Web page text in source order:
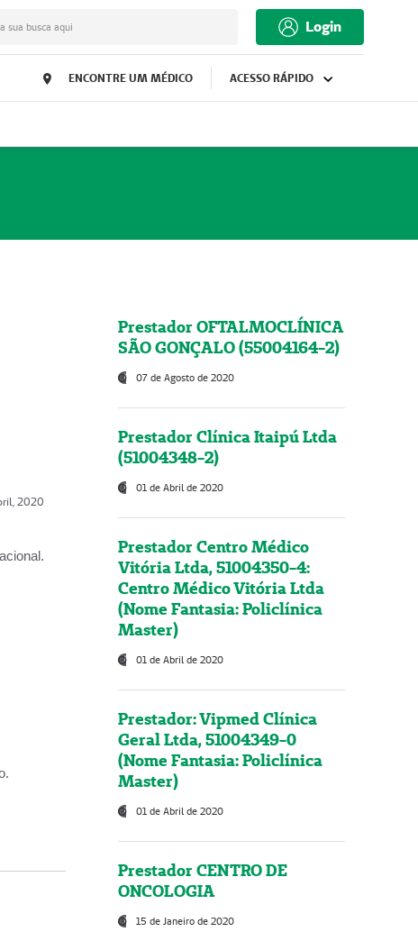
sua busca aqui Login
ENCONTRE UM MÉDICO ACESSO RÁPIDO
2020
Prestador OFTALMOCLÍNICA
SÃO GONÇALO (55004164-2)
07 de Agosto de 2020
Prestador Clínica Itaipú Ltda
(51004348-2)
01 de Abril de 2020
Prestador Centro Médico
Vitória Ltda, 51004350-4:
Centro Médico Vitória Ltda
(Nome Fantasia: Policlínica
Master)
01 de Abril de 2020
Prestador: Vipmed Clínica
Geral Ltda, 51004349-0
(Nome Fantasia: Policlínica
Master)
01 de Abril de 2020
Prestador CENTRO DE
ONCOLOGIA
15 de Janeiro de 2020